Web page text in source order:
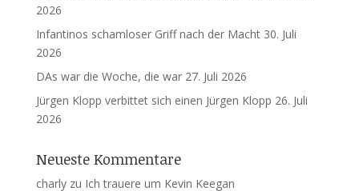
2026
Infantinos schamloser Griff nach der Macht 30. Juli
2026
DAs war die Woche, die war 27. Juli 2026
Jürgen Klopp verbittet sich einen Jürgen Klopp 26. Juli
2026
Neueste Kommentare
charlyzu Ich trauere um Kevin Keegan